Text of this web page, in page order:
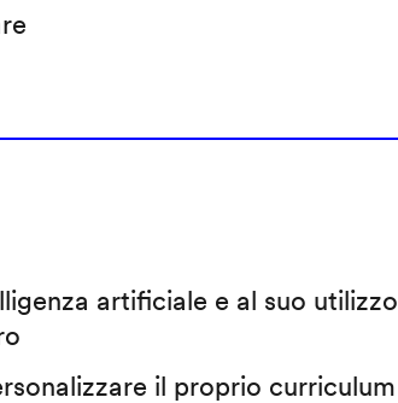
artificiale e al suo utilizzo
il proprio curriculum